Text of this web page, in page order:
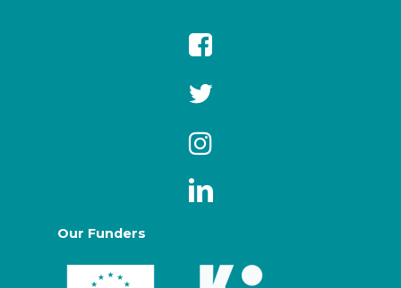
Our Funders